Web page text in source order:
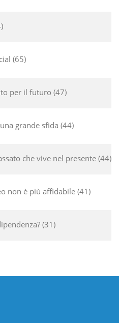
65
per il futuro 47
grande sfida 44
che vive nel presente 44
non è più affidabile 41
31